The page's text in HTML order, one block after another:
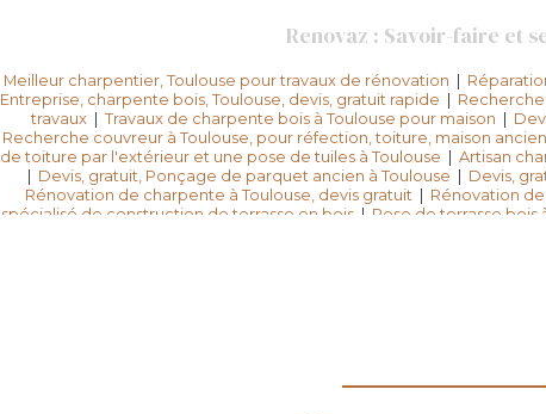
Renovaz : Savoir-faire et
Meilleur charpentier, Toulouse pour travaux de rénovation
Entreprise, charpente bois, Toulouse, devis, gratuit rapide
travaux| Travaux de charpente bois à Toulouse pour maison
Recherche couvreur à Toulouse, pour réfection, toiture, maison
de toiture par l'extérieur et une pose de tuiles à Toulouse
Artisan
Devis, gratuit, Ponçage de parquet ancien à Toulouse Devis,
Rénovation de charpente à Toulouse, devis gratuit
Rénovation
spécialisé de construction de terrasse en bois| Pose de terrasse bois